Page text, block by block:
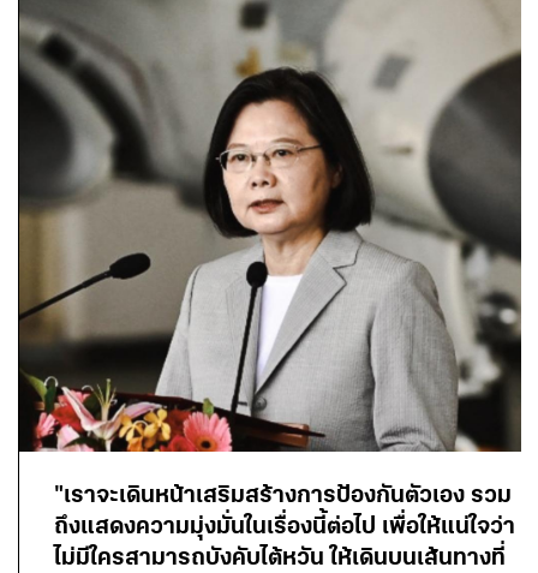
"เราจะเดินหน้าเสริมสร้างการป้องกันตัวเอง รวม
ถึงแสดงความมุ่งมั่นในเรื่องนี้ต่อไป เพื่อให้แน่ใจว่า
ไม่มีใครสามารถบังคับไต้หวัน ให้เดินบนเส้นทางที่